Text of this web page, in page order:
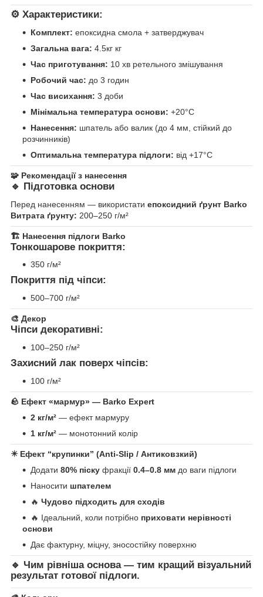
⚙️ Характеристики:
Комплект: епоксидна смола + затверджувач
Загальна вага: 4.5кг кг
Час приготування: 10 хв ретельного змішування
Робочий час: до 3 годин
Час висихання: 3 доби
Мінімальна температура основи: +20°C
Нанесення: шпатель або валик (до 4 мм, стійкий до
розчинників)
Оптимальна температура підлоги: від +17°C
🧩 Рекомендації з нанесення
🔹 Підготовка основи
Перед нанесенням — використати епоксидний ґрунт Barko
Витрата ґрунту: 200–250 г/м²
🏗 Нанесення підлоги Barko
Тонкошарове покриття:
350 г/м²
Покриття під чіпси:
500–700 г/м²
🎨 Декор
Чіпси декоративні:
100–250 г/м²
Захисний лак поверх чіпсів:
100 г/м²
🪨 Ефект «мармур» — Barko Expert
2 кг/м² — ефект мармуру
1 кг/м² — монотонний колір
✴️ Ефект “крупинки” (Anti-Slip / Антиковзкий)
Додати 80% піску фракції 0.4–0.8 мм до ваги підлоги
Наносити шпателем
🔥 Чудово підходить для сходів
🔥 Ідеальний, коли потрібно приховати нерівності
основи
Дає фактурну, міцну, зносостійку поверхню
🔹 Чим рівніша основа — тим кращий візуальний
результат готової підлоги.